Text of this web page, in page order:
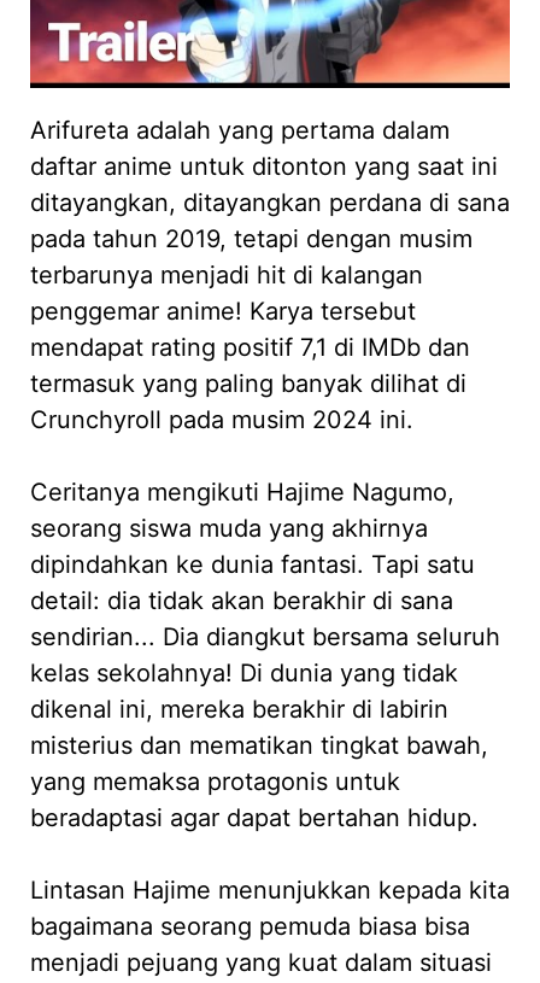
Arifureta adalah yang pertama dalam
daftar anime untuk ditonton yang saat ini
ditayangkan, ditayangkan perdana di sana
pada tahun 2019, tetapi dengan musim
terbarunya menjadi hit di kalangan
penggemar anime! Karya tersebut
mendapat rating positif 7,1 di IMDb dan
termasuk yang paling banyak dilihat di
Crunchyroll pada musim 2024 ini.
Ceritanya mengikuti Hajime Nagumo,
seorang siswa muda yang akhirnya
dipindahkan ke dunia fantasi. Tapi satu
detail: dia tidak akan berakhir di sana
sendirian... Dia diangkut bersama seluruh
kelas sekolahnya! Di dunia yang tidak
dikenal ini, mereka berakhir di labirin
misterius dan mematikan tingkat bawah,
yang memaksa protagonis untuk
beradaptasi agar dapat bertahan hidup.
Lintasan Hajime menunjukkan kepada kita
bagaimana seorang pemuda biasa bisa
menjadi pejuang yang kuat dalam situasi